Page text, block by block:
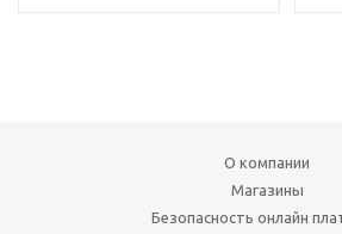
О компании
Магазины
Безопасность онлайн